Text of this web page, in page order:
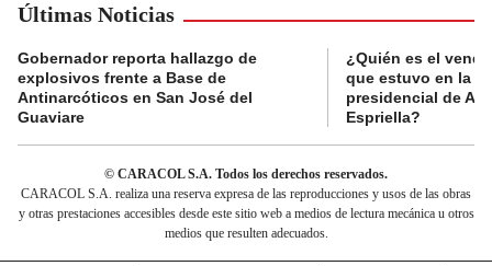
Últimas Noticias
Gobernador reporta hallazgo de
explosivos frente a Base de
Antinarcóticos en San José del
Guaviare
¿Quién es el
que estuvo en la
presidencial de
Espriella?
© CARACOL S.A. Todos los derechos reservados.
CARACOL S.A. realiza una reserva expresa de las reproducciones y usos de las obras
y otras prestaciones accesibles desde este sitio web a medios de lectura mecánica u otros
medios que resulten adecuados.